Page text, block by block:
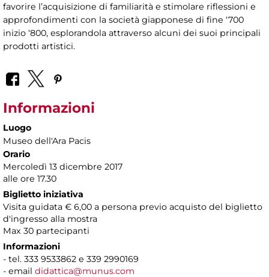
favorire l’acquisizione di familiarità e stimolare riflessioni e
approfondimenti con la società giapponese di fine ‘700
inizio ‘800, esplorandola attraverso alcuni dei suoi principali
prodotti artistici.
Informazioni
Luogo
Museo dell'Ara Pacis
Orario
Mercoledì 13 dicembre 2017
alle ore 17.30
Biglietto iniziativa
Visita guidata € 6,00 a persona previo acquisto del biglietto
d'ingresso alla mostra
Max 30 partecipanti
Informazioni
- tel. 333 9533862 e 339 2990169
- email didattica@munus.com